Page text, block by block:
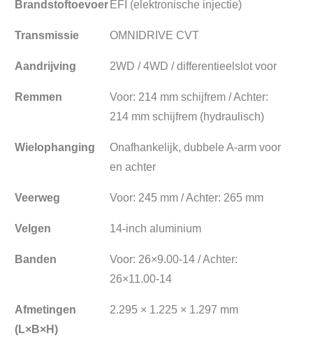
Brandstoftoevoer EFI (elektronische injectie)
Transmissie OMNIDRIVE CVT
Aandrijving 2WD / 4WD / differentieelslot voor
Remmen
Voor: 214 mm schijfrem / Achter:
214 mm schijfrem (hydraulisch)
Wielophanging
Onafhankelijk, dubbele A-arm voor
en achter
Veerweg Voor: 245 mm / Achter: 265 mm
Velgen 14-inch aluminium
Banden
Voor: 26×9.00-14 / Achter:
26×11.00-14
Afmetingen
(L×B×H)
2.295 × 1.225 × 1.297 mm